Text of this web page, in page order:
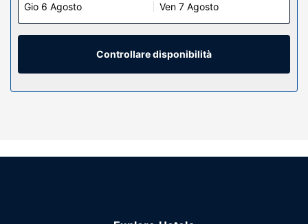
private interne e TV LED. Riposati su un comodo letto con
materasso a doppio strato e biancheria da letto di alta
qualità. Il Wi-Fi gratuito ti consente di restare in contatto
con il mondo, mentre la TV con canali via satellite è l'ideale
attendono massaggi, trattamenti per il corpo e trattamenti
Gio 6 Agosto Ven 7 Agosto
Controllare disponibilità